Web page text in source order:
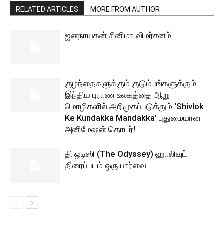
RELATED ARTICLES MORE FROM AUTHOR
ஜனநாயகன் சினிமா விமர்சனம்
குழந்தைகளுக்கும் குடும்பங்களுக்கும்
இந்திய புராண உலகத்தை ஆறு
மொழிகளில் அறிமுகப்படுத்தும் ‘Shivlok
Ke Kundakka Mandakka’ புதுமையான
அனிமேஷன் தொடர்!
தி ஒடிஸி (The Odyssey) ஹாலிவுட்
திரைப்படம் ஒரு பார்வை